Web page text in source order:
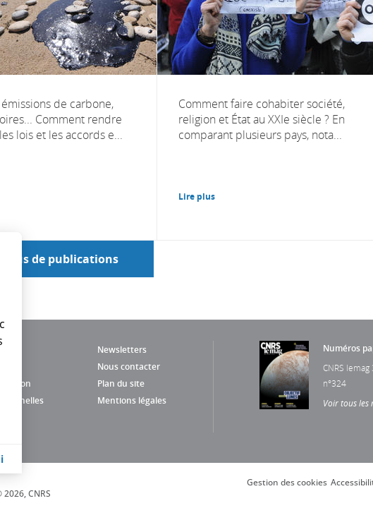
de carbone,
Comment rendre
lois et les accords e...
Comment faire cohabiter société,
religion et État au XXIe siècle ? En
comparant plusieurs pays, nota...
Lire plus
plus de publications
Newsletters
Nous contacter
Plan du site
Mentions légales
Numéros
CNRS lemag
n°324
Voir tous les
2026, CNRS
Gestion des cookies
vos Options
de confidentialité, en garantissant la conformité avec les